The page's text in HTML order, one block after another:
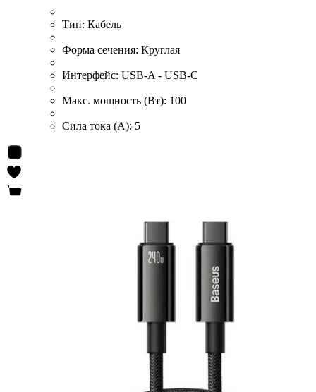
Тип: Кабель
Форма сечения: Круглая
Интерфейс: USB-A - USB-C
Макс. мощность (Вт): 100
Сила тока (А): 5